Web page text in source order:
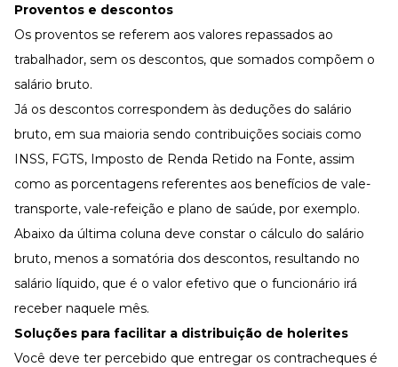
Proventos e descontos
Os proventos se referem aos valores repassados ao
trabalhador, sem os descontos, que somados compõem o
salário bruto.
Já os descontos correspondem às deduções do salário
bruto, em sua maioria sendo contribuições sociais como
INSS, FGTS, Imposto de Renda Retido na Fonte, assim
como as porcentagens referentes aos benefícios de vale-
transporte, vale-refeição e plano de saúde, por exemplo.
Abaixo da última coluna deve constar o cálculo do salário
bruto, menos a somatória dos descontos, resultando no
salário líquido, que é o valor efetivo que o funcionário irá
receber naquele mês.
Soluções para facilitar a distribuição de holerites
Você deve ter percebido que entregar os contracheques é